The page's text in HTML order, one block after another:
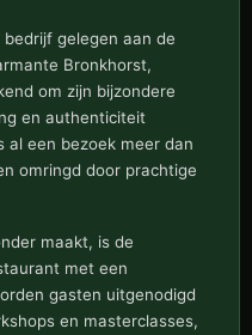
gelegen aan de
Bronkhorst,
om zijn bijzondere
en authenticiteit
al een bezoek meer dan
omringd door prachtige
maakt, is de
met een
gasten uitgenodigd
en masterclasses,